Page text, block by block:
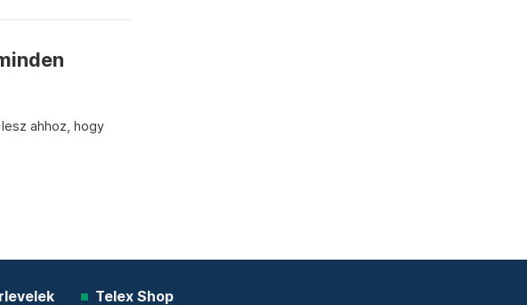
ahhoz, hogy
Telex Shop